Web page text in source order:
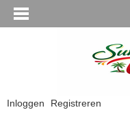
Inloggen Registreren